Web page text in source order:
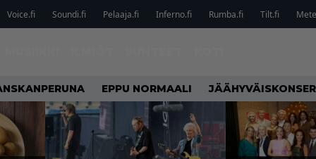
Voice.fi Soundi.fi Pelaaja.fi Inferno.fi Rumba.fi Tilt.fi
EPPU NORMAALI